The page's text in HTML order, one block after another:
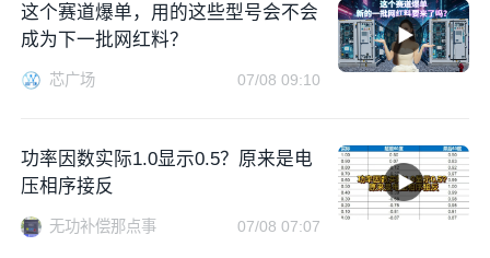
这个赛道爆单，用的这些型号会不会
成为下一批网红料？
芯广场 07/08 09:10
功率因数实际1.0显示0.5？原来是电
压相序接反
无功补偿那点事 07/08 07:07